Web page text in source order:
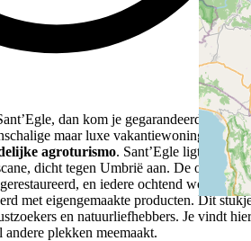
dan kom je gegarandeerd als
maar luxe vakantiewoning in
agroturismo. Sant’Egle ligt in het
dicht tegen Umbrië aan. De oude
en iedere ochtend wordt er
met eigengemaakte producten. Dit
en natuurliefhebbers. Je vindt hier
plekken meemaakt.